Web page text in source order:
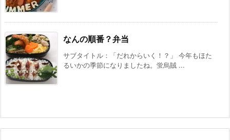
なんの順番？弁当
サブタイトル：「だれからいく！？」 今年もほた
るいかの季節になりましたね。蛍烏賊 ...